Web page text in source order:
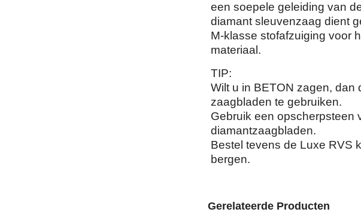
een soepele geleiding van
diamant sleuvenzaag dient
M-klasse stofafzuiging voor
materiaal.
TIP:
Wilt u in BETON zagen, dan
zaagbladen te gebruiken.
Gebruik een opscherpsteen
diamantzaagbladen.
Bestel tevens de Luxe RVS
bergen.
Gerelateerde Producten